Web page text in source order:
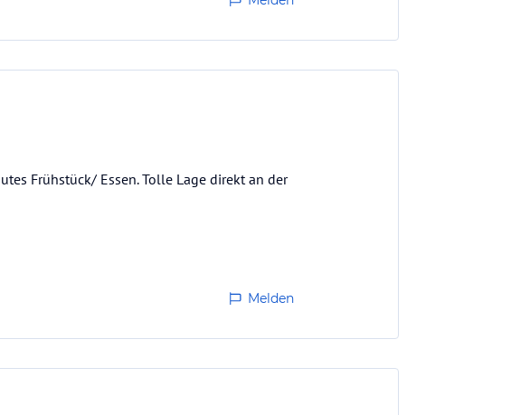
Frühstück/ Essen. Tolle Lage direkt an der
Melden